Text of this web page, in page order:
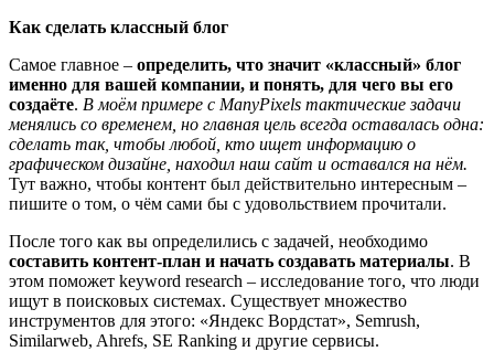
Как сделать классный блог
Самое главное – определить, что значит «классный» блог
именно для вашей компании, и понять, для чего вы его
создаёте. В моём примере с ManyPixels тактические задачи
менялись со временем, но главная цель всегда оставалась одна:
сделать так, чтобы любой, кто ищет информацию о
графическом дизайне, находил наш сайт и оставался на нём.
Тут важно, чтобы контент был действительно интересным –
пишите о том, о чём сами бы с удовольствием прочитали.
После того как вы определились с задачей, необходимо
составить контент-план и начать создавать материалы. В
этом поможет keyword research – исследование того, что люди
ищут в поисковых системах. Существует множество
инструментов для этого: «Яндекс Вордстат», Semrush,
Similarweb, Ahrefs, SE Ranking и другие сервисы.